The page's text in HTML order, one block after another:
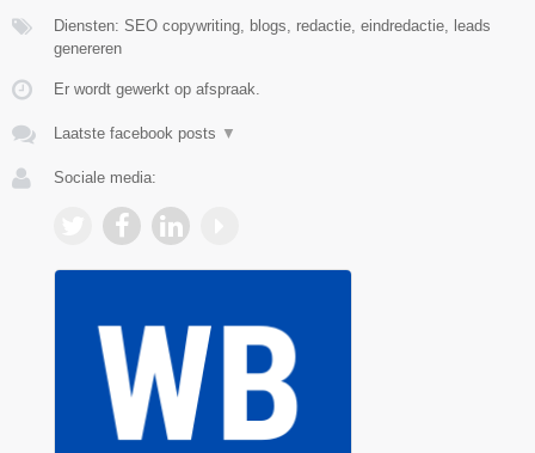
Diensten: SEO copywriting, blogs, redactie, eindredactie, leads
genereren
Er wordt gewerkt op afspraak.
Laatste facebook posts ▼
Sociale media: